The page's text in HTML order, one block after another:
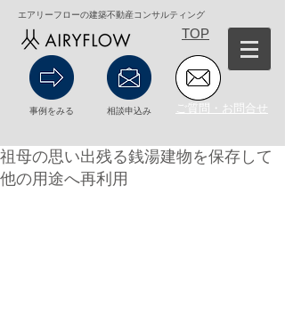
エアリーフローの建築不動産コンサルティング
TOP
事例をみる 相談申込み ご質問・お問合せ
祖母の思い出残る銭湯建物を保存して
他の用途へ再利用